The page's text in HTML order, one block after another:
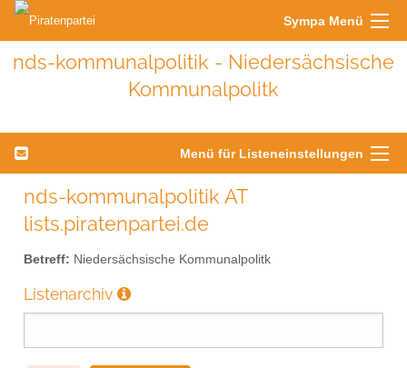
Sympa Menü
nds-kommunalpolitik - Niedersächsische
Kommunalpolitk
Menü für Listeneinstellungen
nds-kommunalpolitik AT
lists.piratenpartei.de
Betreff: Niedersächsische Kommunalpolitk
Listenarchiv